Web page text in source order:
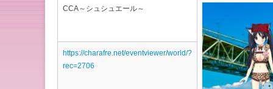
CCA～シュシュエール～
https://charafre.net/eventviewer/world/?
rec=2706